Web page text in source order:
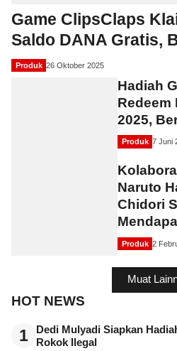
Game ClipsClaps
Saldo DANA Gratis,
Produk 26 Oktober 2025
Hadiah
Redeem
2025,
Produk 7 Juni
Naruto
Chidori
Produk 2
Muat
HOT NEWS
1
Dedi Mulyadi Siapkan
Rokok Ilegal